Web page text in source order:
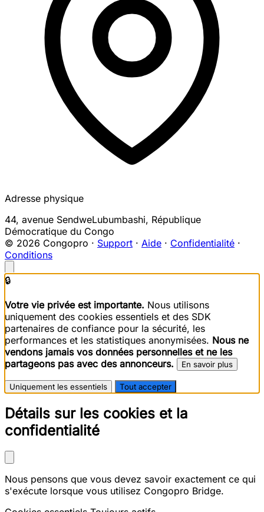
Adresse physique
44, avenue SendweLubumbashi, République
Démocratique du Congo
© 2026 Congopro · Support · Aide · Confidentialité ·
Conditions
🔒
Votre vie privée est importante. Nous utilisons
uniquement des cookies essentiels et des SDK
partenaires de confiance pour la sécurité, les
performances et les statistiques anonymisées. Nous ne
vendons jamais vos données personnelles et ne les
partageons pas avec des annonceurs.
En savoir plus
Uniquement les essentiels Tout accepter
Détails sur les cookies et la
confidentialité
Nous pensons que vous devez savoir exactement ce qui
s'exécute lorsque vous utilisez Congopro Bridge.